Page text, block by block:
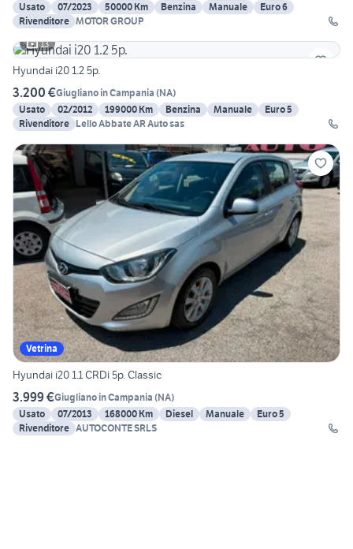
Usato
07/2023 50000 Km Benzina Manuale
Euro 6
Rivenditore MOTOR GROUP
13
Hyundai i20 1.2 5p.
3.200 €Giugliano in Campania (NA)
Usato
02/2012 199000 Km Benzina Manuale
Euro 5
Rivenditore Lello Abbate AR Auto sas
Vetrina
Hyundai i20 1.1 CRDi 5p. Classic
3.999 €Giugliano in Campania (NA)
Usato
07/2013 168000 Km Diesel Manuale
Euro 5
Rivenditore AUTOCONTE SRLS